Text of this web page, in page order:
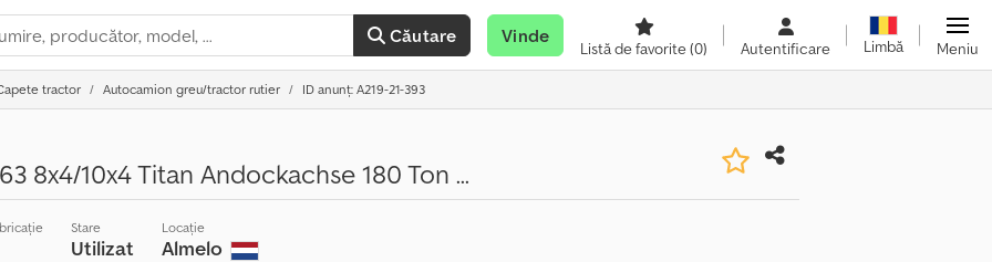
Căutare Vinde
Listă de favorite(0) Autentificare Limbă Meniu
tractor Autocamion greu/tractor rutier ID anunț: A219-21-393
8x4/10x4 Titan Andockachse 180 Ton ...
Stare
Utilizat
Locație
Almelo